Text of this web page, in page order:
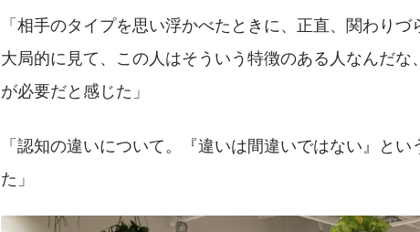
「相手のタイプを思い浮かべたときに、正直、関わり
大局的に見て、この人はそういう特徴のある人なんだな
が必要だと感じた」
「認知の違いについて。『違いは間違いではない』と
た」